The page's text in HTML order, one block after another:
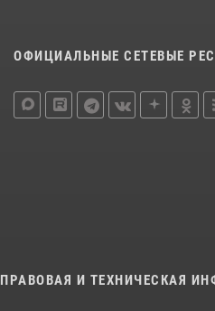
ОФИЦИАЛЬНЫЕ СЕТЕВЫЕ
ПРАВОВАЯ И ТЕХНИЧЕСКАЯ